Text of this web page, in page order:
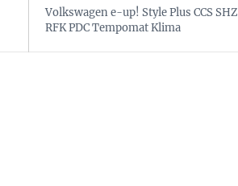
Volkswagen e-up! Style Plus CCS SHZ
RFK PDC Tempomat Klima